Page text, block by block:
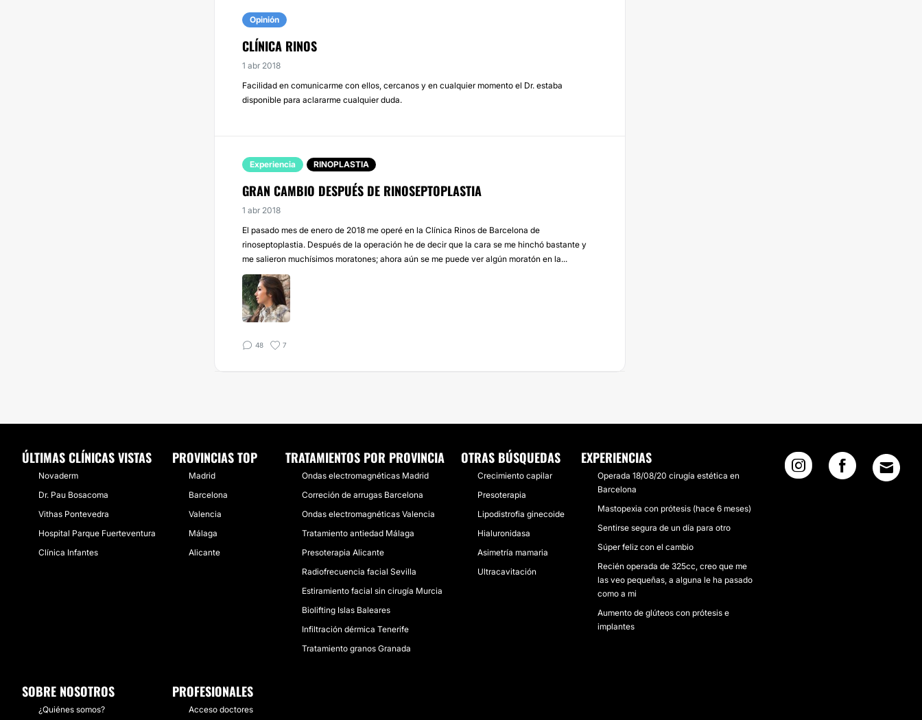
Opinión
CLÍNICA RINOS
1 abr 2018
Facilidad en comunicarme con ellos, cercanos y en cualquier momento el Dr. estaba
disponible para aclararme cualquier duda.
Experiencia RINOPLASTIA
GRAN CAMBIO DESPUÉS DE RINOSEPTOPLASTIA
1 abr 2018
El pasado mes de enero de 2018 me operé en la Clínica Rinos de Barcelona de
rinoseptoplastia. Después de la operación he de decir que la cara se me hinchó bastante y
me salieron muchísimos moratones; ahora aún se me puede ver algún moratón en la...
48 7
ÚLTIMAS CLÍNICAS VISTAS
Novaderm
Dr. Pau Bosacoma
Vithas Pontevedra
Hospital Parque Fuerteventura
Clínica Infantes
PROVINCIAS TOP
Madrid
Barcelona
Valencia
Málaga
Alicante
TRATAMIENTOS POR PROVINCIA
Ondas electromagnéticas Madrid
Correción de arrugas Barcelona
Ondas electromagnéticas Valencia
Tratamiento antiedad Málaga
Presoterapia Alicante
Radiofrecuencia facial Sevilla
Estiramiento facial sin cirugía Murcia
Biolifting Islas Baleares
Infiltración dérmica Tenerife
Tratamiento granos Granada
OTRAS BÚSQUEDAS
Crecimiento capilar
Presoterapia
Lipodistrofia ginecoide
Hialuronidasa
Asimetría mamaria
Ultracavitación
EXPERIENCIAS
Operada 18/08/20 cirugía estética en
Barcelona
Mastopexia con prótesis (hace 6 meses)
Sentirse segura de un día para otro
Súper feliz con el cambio
Recién operada de 325cc, creo que me
las veo pequeñas, a alguna le ha pasado
como a mi
Aumento de glúteos con prótesis e
implantes
SOBRE NOSOTROS
¿Quiénes somos?
PROFESIONALES
Acceso doctores